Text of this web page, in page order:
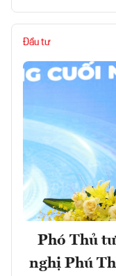
Đầu tư
Phó Thủ
nghị Phú